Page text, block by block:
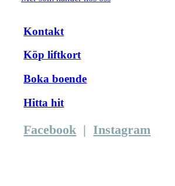
Kontakt
Köp liftkort
Boka boende
Hitta hit
Facebook |Instagram